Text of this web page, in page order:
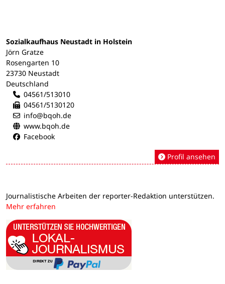
Sozialkaufhaus Neustadt in Holstein
Jörn Gratze
Rosengarten 10
23730 Neustadt
Deutschland
04561/513010
04561/5130120
info@bqoh.de
www.bqoh.de
Facebook
Profil ansehen
Journalistische Arbeiten der reporter-Redaktion unterstützen.
Mehr erfahren